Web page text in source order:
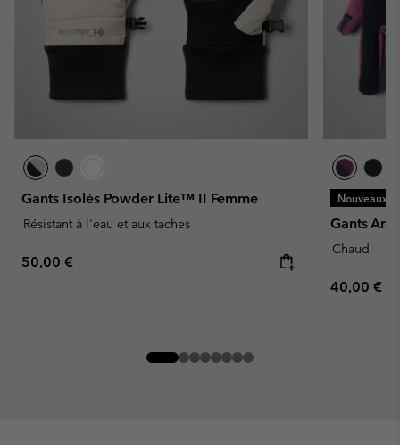
Gants Isolés Powder Lite™ II Femme
Résistant à l'eau et aux taches
Regular price:
50,00 €
Nouveaux
Gants
Chaud
Regular
40,00 €